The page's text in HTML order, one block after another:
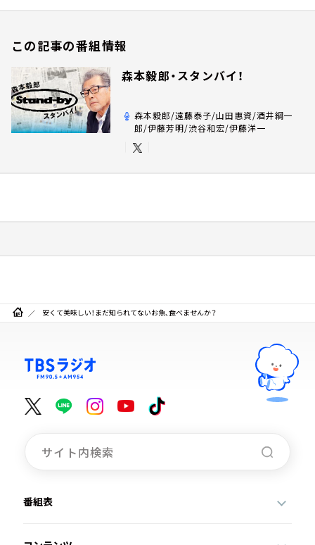
この記事の番組情報
森本毅郎・スタンバイ！
森本毅郎/遠藤泰子/山田惠資/酒井綱一
郎/伊藤芳明/渋谷和宏/伊藤洋一
安くて美味しい！まだ知られてないお魚、食べませんか？
番組表